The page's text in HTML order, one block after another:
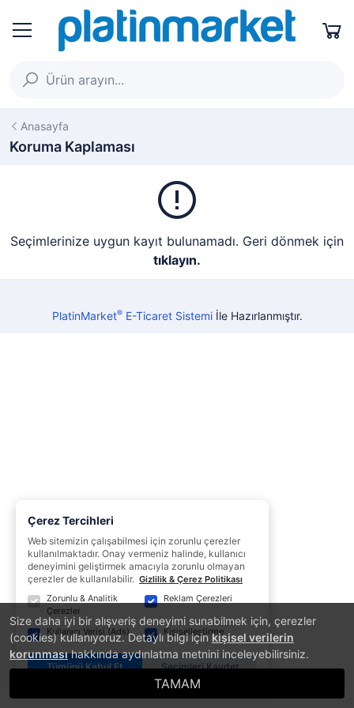
Size daha iyi bir alışveriş deneyimi sunabilmek için, çerezler
(cookies) kullanıyoruz. Detaylı bilgi içinkişisel verilerin
korunmasıhakkında aydınlatma metnini inceleyebilirsiniz.
TAMAM
Anasayfa
Koruma Kaplaması
Seçimlerinize uygun kayıt bulunamadı. Geri dönmek için
tıklayın.
PlatinMarket®E-Ticaret Sistemiİle Hazırlanmıştır.
Çerez Tercihleri
Web sitemizin çalışabilmesi için zorunlu çerezler
kullanılmaktadır. Onay vermeniz halinde, kullanıcı
deneyimini geliştirmek amacıyla zorunlu olmayan
çerezler de kullanılabilir. Gizlilik & Çerez Politikası
Zorunlu & Analitik
Çerezler
Reklam Çerezleri
Kullanıcı Verisi (Ads) Kişiselleştirme
Tümünü Kabul Et Seçimleri Kaydet